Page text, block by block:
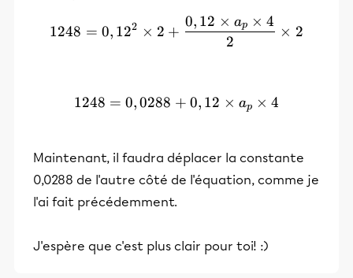
1248 = 0,12²\times 2 +
1248 = 0, 122 × 2 +
2
0, 12 × ap × 4
× 2
1248 = 0,0288 +
1248 = 0, 0288 + 0, 12 × ap × 4
Maintenant, il faudra déplacer la constante
0,0288 de l'autre côté de l'équation, comme je
l'ai fait précédemment.
J'espère que c'est plus clair pour toi! :)